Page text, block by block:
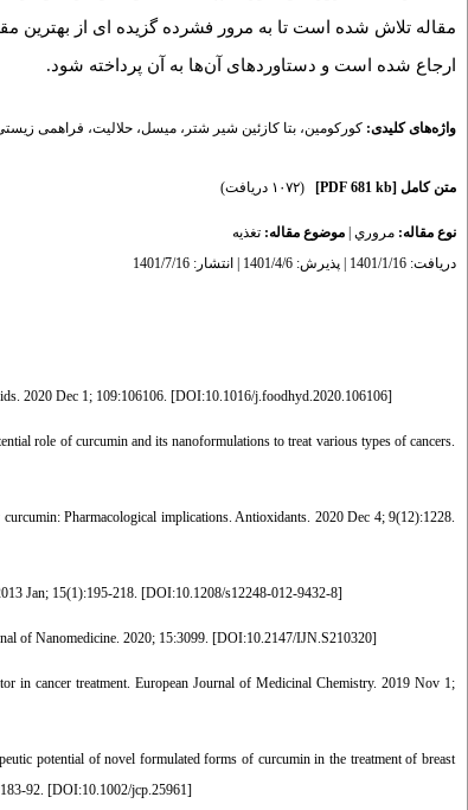
مقاله تلاش شده است تا به مرور فشرده گزیده ای از بهترین
ارجاع شده است و دستاورد‌های آن‌ها به آن پرداخته شود.
واژه‌های کلیدی: کورکومین، بتا کازئین شیر شتر ، میسل، حلالیت، فراهمی
متن کامل [PDF 681 kb] (۱۰۷۲ دریافت)
نوع مقاله: مروري موضوع مقاله: تغذيه
دریافت: 1401/1/16 | پذیرش: 1401/4/6 | انتشار: 1401/7/16
2020 Dec 1; 109:106106. [DOI:10.1016/j.foodhyd.2020.106106]
role of curcumin and its nanoformulations to treat various types of cancers.
Pharmacological implications. Antioxidants. 2020 Dec 4; 9(12):1228.
Jan; 15(1):195-218. [DOI:10.1208/s12248-012-9432-8]
of Nanomedicine. 2020; 15:3099. [DOI:10.2147/IJN.S210320]
in cancer treatment. European Journal of Medicinal Chemistry. 2019 Nov 1;
potential of novel formulated forms of curcumin in the treatment of breast
92. [DOI:10.1002/jcp.25961]